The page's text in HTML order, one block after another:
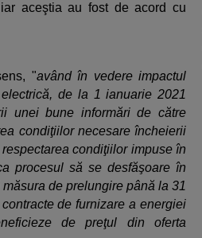
aceştia au fost de acord cu
"având în vedere impactul
de la 1 ianuarie 2021
unei bune informări de către
condiţiilor necesare încheierii
condiţiilor impuse în
procesul să se desfăşoare în
de prelungire până la 31
de furnizare a energiei
de preţul din oferta